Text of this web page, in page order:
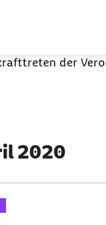
Kontakt
im
der
2020
Sterne
3 Sterne4 Sterne
Bewertung: 5 Sterne